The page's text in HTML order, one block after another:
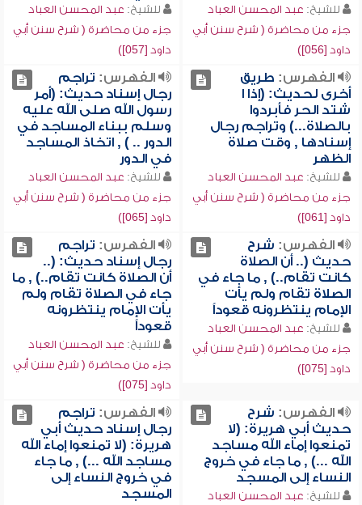
للشيخ: عبد المحسن العباد
جزء من محاضرة ( شرح سنن أبي
داود [056])
للشيخ: عبد المحسن العباد
جزء من محاضرة ( شرح سنن أبي
داود [057])
الفهرس: طريق
أخرى لحديث: (إذا ا
شتد الحر فأبردوا
بالصلاة...) وتراجم رجال
إسنادها , وقت صلاة
الظهر
للشيخ: عبد المحسن العباد
جزء من محاضرة ( شرح سنن أبي
داود [061])
الفهرس: تراجم
رجال إسناد حديث: (أمر
رسول الله صلى الله عليه
وسلم ببناء المساجد في
الدور .. ) , اتخاذ المساجد
في الدور
للشيخ: عبد المحسن العباد
جزء من محاضرة ( شرح سنن أبي
داود [065])
الفهرس: شرح
حديث (.. أن الصلاة
كانت تقام..) , ما جاء في
الصلاة تقام ولم يأت
الإمام ينتظرونه قعوداً
للشيخ: عبد المحسن العباد
جزء من محاضرة ( شرح سنن أبي
داود [075])
الفهرس: تراجم
رجال إسناد حديث: (..
أن الصلاة كانت تقام..) , ما
جاء في الصلاة تقام ولم
يأت الإمام ينتظرونه
قعوداً
للشيخ: عبد المحسن العباد
جزء من محاضرة ( شرح سنن أبي
داود [075])
الفهرس: شرح
حديث أبي هريرة: (لا
تمنعوا إماء الله مساجد
الله ...) , ما جاء في خروج
النساء إلى المسجد
للشيخ: عبد المحسن العباد
الفهرس: تراجم
رجال إسناد حديث أبي
هريرة: (لا تمنعوا إماء الله
مساجد الله ...) , ما جاء
في خروج النساء إلى
المسجد